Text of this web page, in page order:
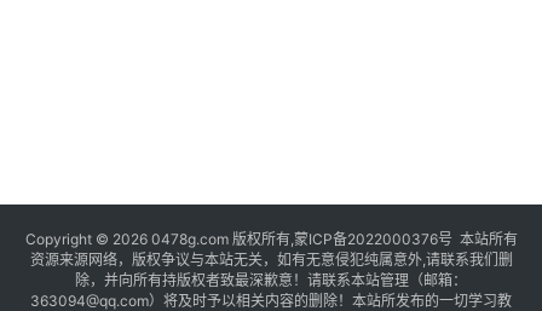
Copyright © 2026 0478g.com 版权所有,蒙ICP备2022000376号 本站所有
资源来源网络，版权争议与本站无关，如有无意侵犯纯属意外,请联系我们删
除，并向所有持版权者致最深歉意！请联系本站管理（邮箱：
363094@qq.com）将及时予以相关内容的删除！本站所发布的一切学习教